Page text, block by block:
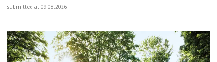
submitted at 09.08.2026